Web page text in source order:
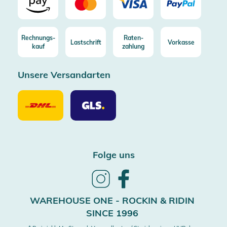
Rechnungs-
kauf
Lastschrift
Raten-
zahlung
Vorkasse
Unsere Versandarten
Unsere
Versandarten
DHL
Unsere
Versandarten
GLS
Folge uns
Follow
InstagramFacebook
WAREHOUSE ONE - ROCKIN & RIDIN
SINCE 1996